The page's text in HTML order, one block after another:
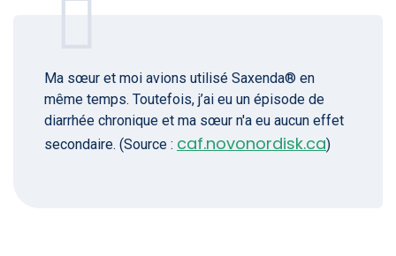
Ma sœur et moi avions utilisé Saxenda® en
même temps. Toutefois, j’ai eu un épisode de
diarrhée chronique et ma sœur n'a eu aucun effet
secondaire. (Source : caf.novonordisk.ca)